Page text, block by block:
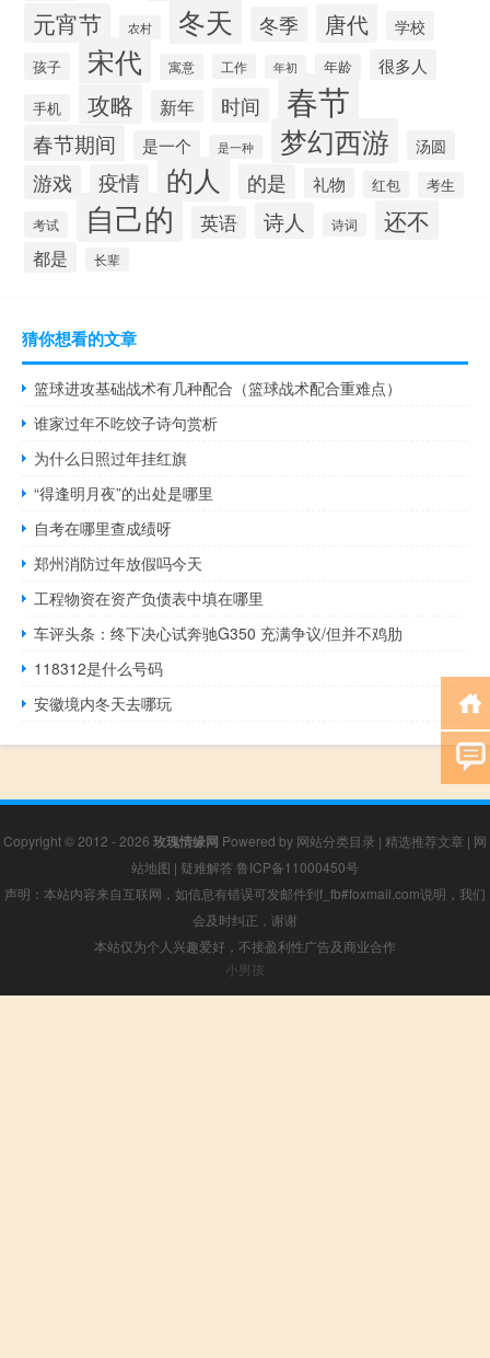
元宵节 农村 冬天 冬季 唐代 学校
孩子 宋代 寓意 工作 年初 年龄 很多人
手机 攻略 新年 时间 春节
春节期间 是一个 是一种 梦幻西游 汤圆
游戏 疫情 的人 的是 礼物 红包
考生
考试
自己的 英语 诗人 诗词 还不
都是 长辈
猜你想看的文章
篮球进攻基础战术有几种配合（篮球战术配合重难点）
谁家过年不吃饺子诗句赏析
为什么日照过年挂红旗
“得逢明月夜”的出处是哪里
自考在哪里查成绩呀
郑州消防过年放假吗今天
工程物资在资产负债表中填在哪里
车评头条：终下决心试奔驰G350 充满争议/但并不鸡肋
118312是什么号码
安徽境内冬天去哪玩
Copyright © 2012 - 2026 玫瑰情缘网 Powered by 网站分类目录 | 精选推荐文章 | 网
站地图 | 疑难解答 鲁ICP备11000450号
声明：本站内容来自互联网，如信息有错误可发邮件到f_fb#foxmail.com说明，我们
会及时纠正，谢谢
本站仅为个人兴趣爱好，不接盈利性广告及商业合作
小男孩